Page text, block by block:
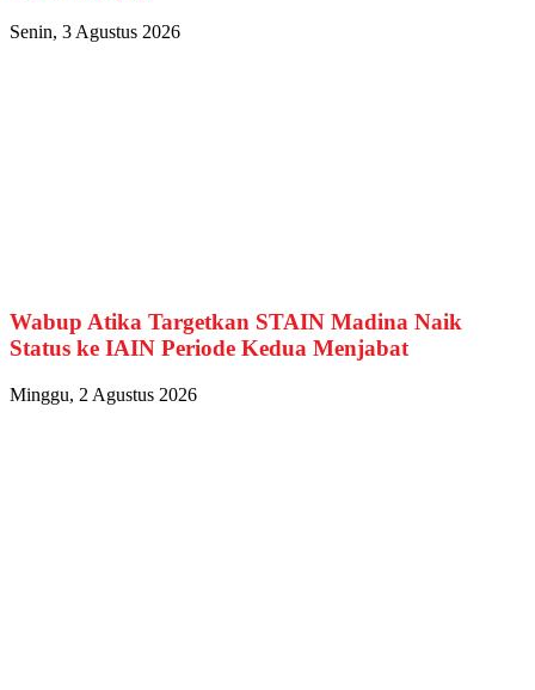
Senin, 3 Agustus 2026
Wabup Atika Targetkan STAIN Madina Naik
Status ke IAIN Periode Kedua Menjabat
Minggu, 2 Agustus 2026